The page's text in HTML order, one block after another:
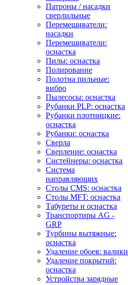
Патроны / насадки
сверлильные
Перемешиватели:
насадки
Перемешиватели:
оснастка
Пилы: оснастка
Полирование
Полотна пильные:
вибро
Пылесосы: оснастка
Рубанки PLP: оснастка
Рубанки плотницкие:
оснастка
Рубанки: оснастка
Сверла
Сверление: оснастка
Систейнеры: оснастка
Система
направляющих
Столы CMS: оснастка
Столы MFT: оснастка
Табуреты и оснастка
Транспортиры AG -
GRP
Турбины вытяжные:
оснастка
Удаление обоев: валики
Удаление покрытий:
оснастка
Устройства зарядные